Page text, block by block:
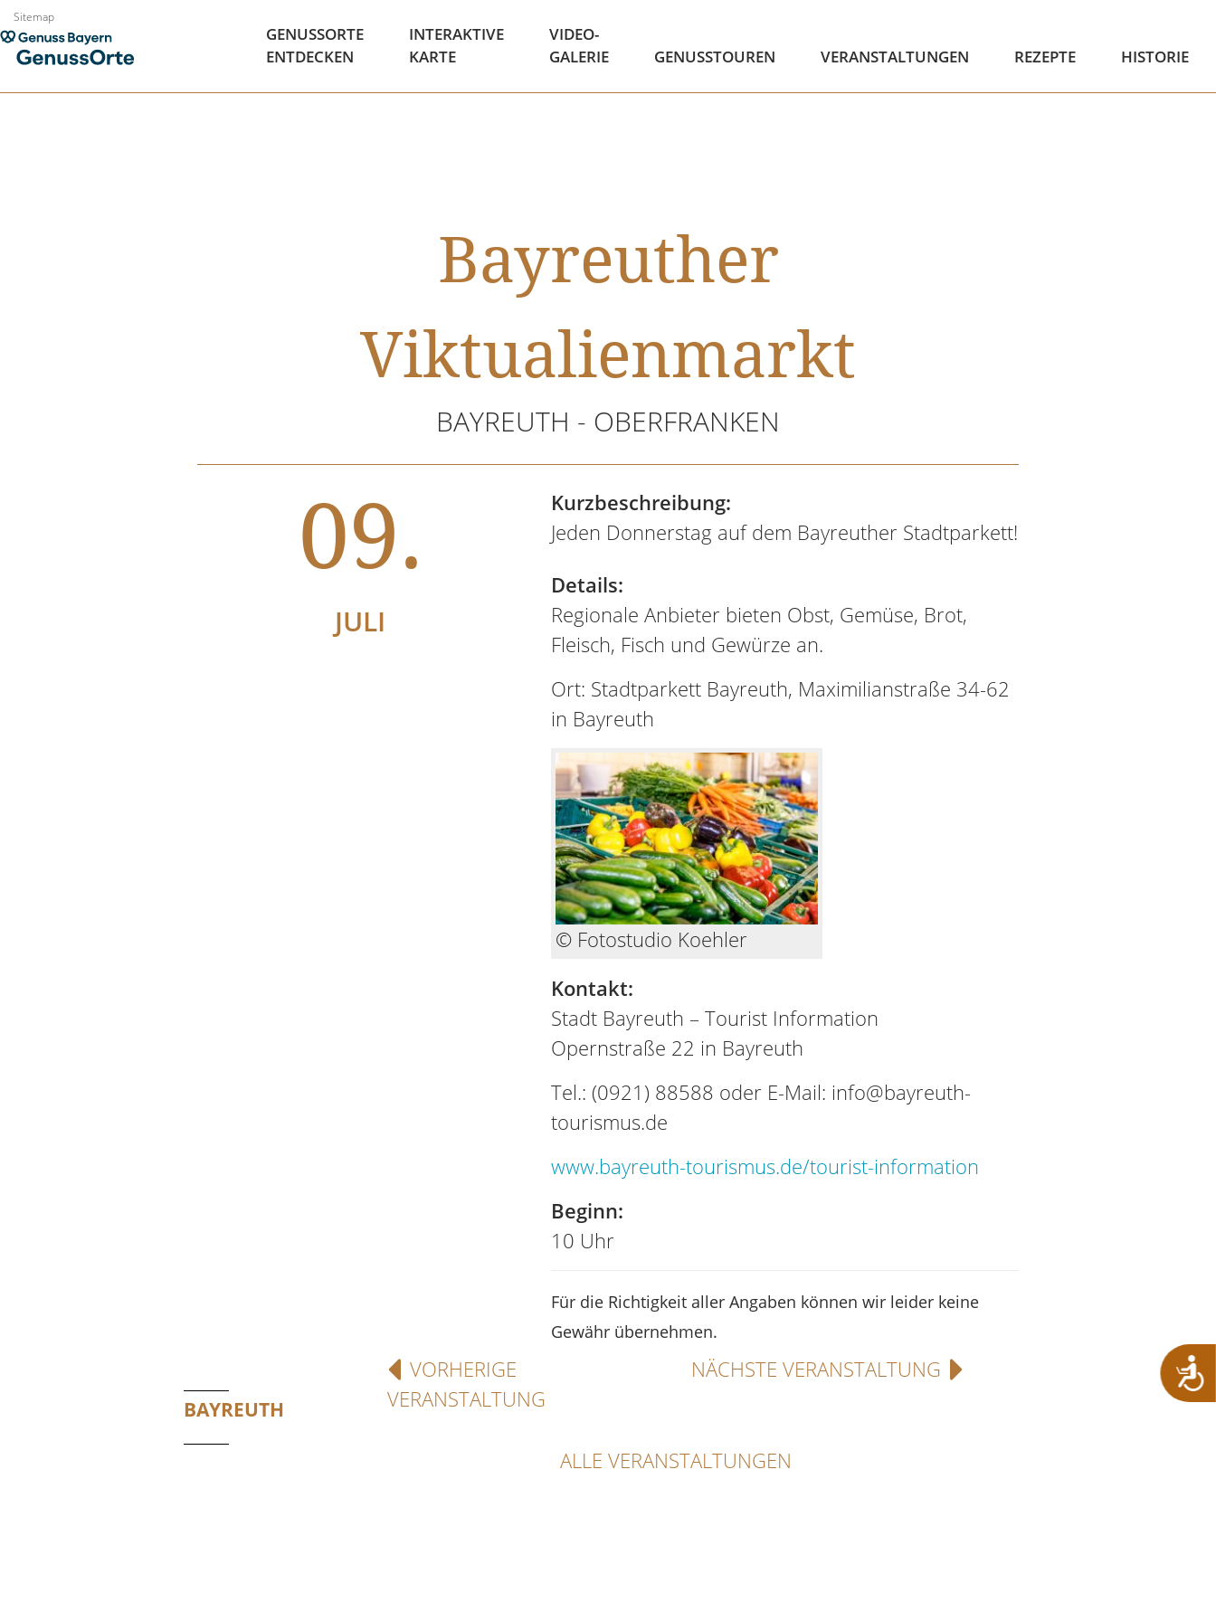
Zum
Inhalt
springen
Sitemap
GENUSSORTE
ENTDECKEN
INTERAKTIVE
KARTE
VIDEO-
GALERIE
GENUSSTOUREN VERANSTALTUNGEN REZEPTE HISTORIE
Bayreuther
Viktualienmarkt
BAYREUTH - OBERFRANKEN
09.
JULI
Kurzbeschreibung:
Jeden Donnerstag auf dem Bayreuther Stadtparkett!
Details:
Regionale Anbieter bieten Obst, Gemüse, Brot,
Fleisch, Fisch und Gewürze an.
Ort: Stadtparkett Bayreuth, Maximilianstraße 34-62
in Bayreuth
© Fotostudio Koehler
Kontakt:
Stadt Bayreuth – Tourist Information
Opernstraße 22 in Bayreuth
Tel.: (0921) 88588 oder E-Mail: info@bayreuth-
tourismus.de
www.bayreuth-tourismus.de/tourist-information
Beginn:
10 Uhr
Für die Richtigkeit aller Angaben können wir leider keine
Gewähr übernehmen.
BAYREUTH
VORHERIGE
VERANSTALTUNG
NÄCHSTE VERANSTALTUNG
ALLE VERANSTALTUNGEN